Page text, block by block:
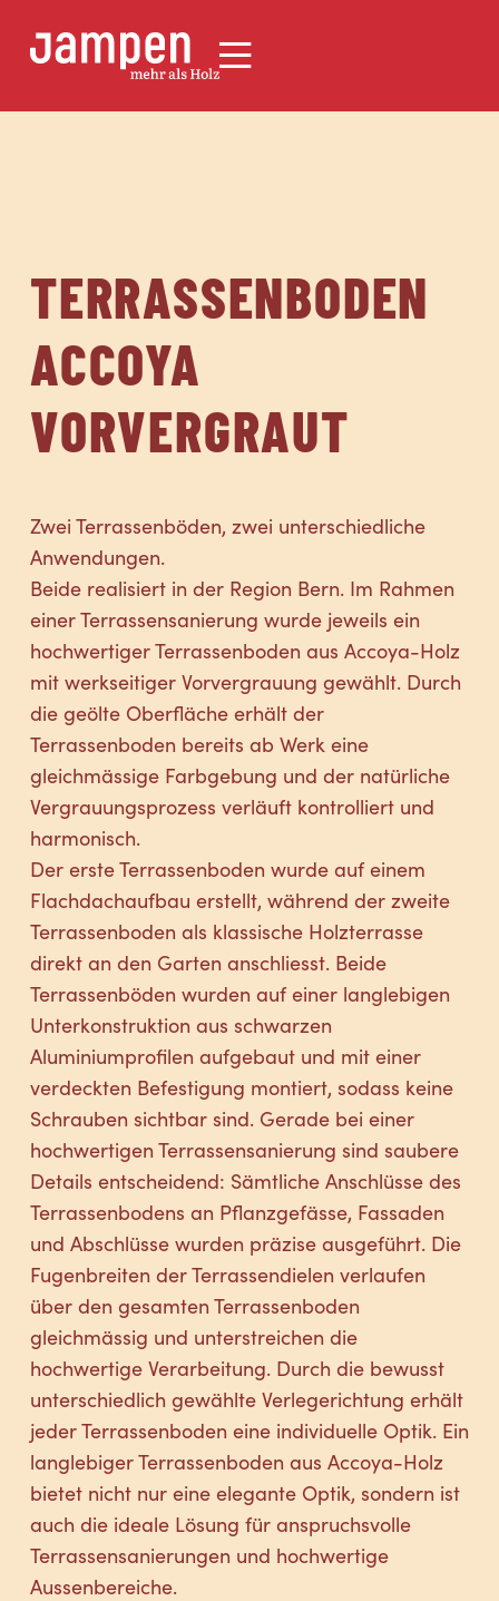
TERRASSENBODEN
ACCOYA
VORVERGRAUT
Zwei Terrassenböden, zwei unterschiedliche
Anwendungen.
Beide realisiert in der Region Bern. Im Rahmen
einer Terrassensanierung wurde jeweils ein
hochwertiger Terrassenboden aus Accoya-Holz
mit werkseitiger Vorvergrauung gewählt. Durch
die geölte Oberfläche erhält der
Terrassenboden bereits ab Werk eine
gleichmässige Farbgebung und der natürliche
Vergrauungsprozess verläuft kontrolliert und
harmonisch.
Der erste Terrassenboden wurde auf einem
Flachdachaufbau erstellt, während der zweite
Terrassenboden als klassische Holzterrasse
direkt an den Garten anschliesst. Beide
Terrassenböden wurden auf einer langlebigen
Unterkonstruktion aus schwarzen
Aluminiumprofilen aufgebaut und mit einer
verdeckten Befestigung montiert, sodass keine
Schrauben sichtbar sind. Gerade bei einer
hochwertigen Terrassensanierung sind saubere
Details entscheidend: Sämtliche Anschlüsse des
Terrassenbodens an Pflanzgefässe, Fassaden
und Abschlüsse wurden präzise ausgeführt. Die
Fugenbreiten der Terrassendielen verlaufen
über den gesamten Terrassenboden
gleichmässig und unterstreichen die
hochwertige Verarbeitung. Durch die bewusst
unterschiedlich gewählte Verlegerichtung erhält
jeder Terrassenboden eine individuelle Optik. Ein
langlebiger Terrassenboden aus Accoya-Holz
bietet nicht nur eine elegante Optik, sondern ist
auch die ideale Lösung für anspruchsvolle
Terrassensanierungen und hochwertige
Aussenbereiche.